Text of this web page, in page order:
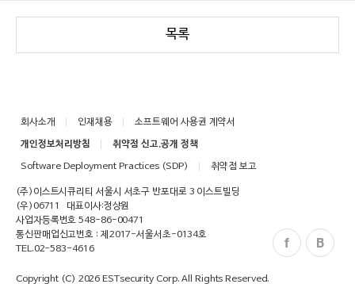
목록
회사소개 인재채용
소프트웨어 사용권 계약서
개인정보처리방침
취약점 신고.공개 정책
Software Deployment Practices (SDP)
취약점 보고
(주)이스트시큐리티 서울시 서초구 반포대로 3 이스트빌딩
(우)06711
대표이사:정상원
사업자등록번호 548-86-00471
통신판매업신고번호 : 제2017-서울서초-0134호
TEL.02-583-4616
Copyright (C) 2026 ESTsecurity Corp. All Rights Reserved.